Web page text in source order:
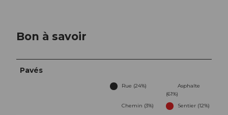
Bon à savoir
Pavés
Rue (24%)
Asphalte
(61%)
Chemin (3%)
Sentier (12%)